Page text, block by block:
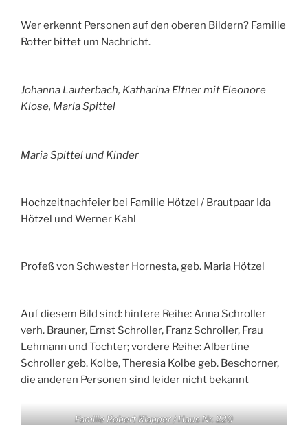
Wer erkennt Personen auf den oberen Bildern? Familie
Rotter bittet um Nachricht.
Johanna Lauterbach, Katharina Eltner mit Eleonore
Klose, Maria Spittel
Maria Spittel und Kinder
Hochzeitnachfeier bei Familie Hötzel / Brautpaar Ida
Hötzel und Werner Kahl
Profeß von Schwester Hornesta, geb. Maria Hötzel
Auf diesem Bild sind: hintere Reihe: Anna Schroller
verh. Brauner, Ernst Schroller, Franz Schroller, Frau
Lehmann und Tochter; vordere Reihe: Albertine
Schroller geb. Kolbe, Theresia Kolbe geb. Beschorner,
die anderen Personen sind leider nicht bekannt
Familie Robert Klapper / Haus Nr. 220